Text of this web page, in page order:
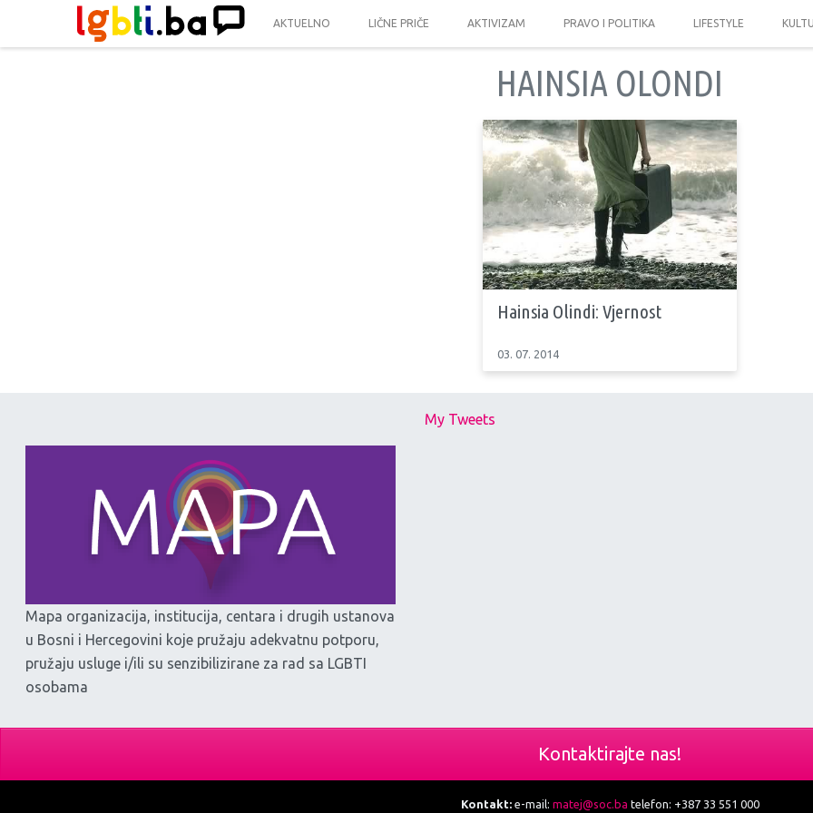
AKTUELNO LIČNE PRIČE AKTIVIZAM PRAVO I POLITIKA LIFESTYLE
HAINSIA OLONDI
Hainsia Olindi: Vjernost
03. 07. 2014
Mapa organizacija, institucija, centara i drugih ustanova
u Bosni i Hercegovini koje pružaju adekvatnu potporu,
pružaju usluge i/ili su senzibilizirane za rad sa LGBTI
osobama
My Tweets
Kontaktirajte nas!
Kontakt:e-mail: matej@soc.ba telefon: +387 33 551 000